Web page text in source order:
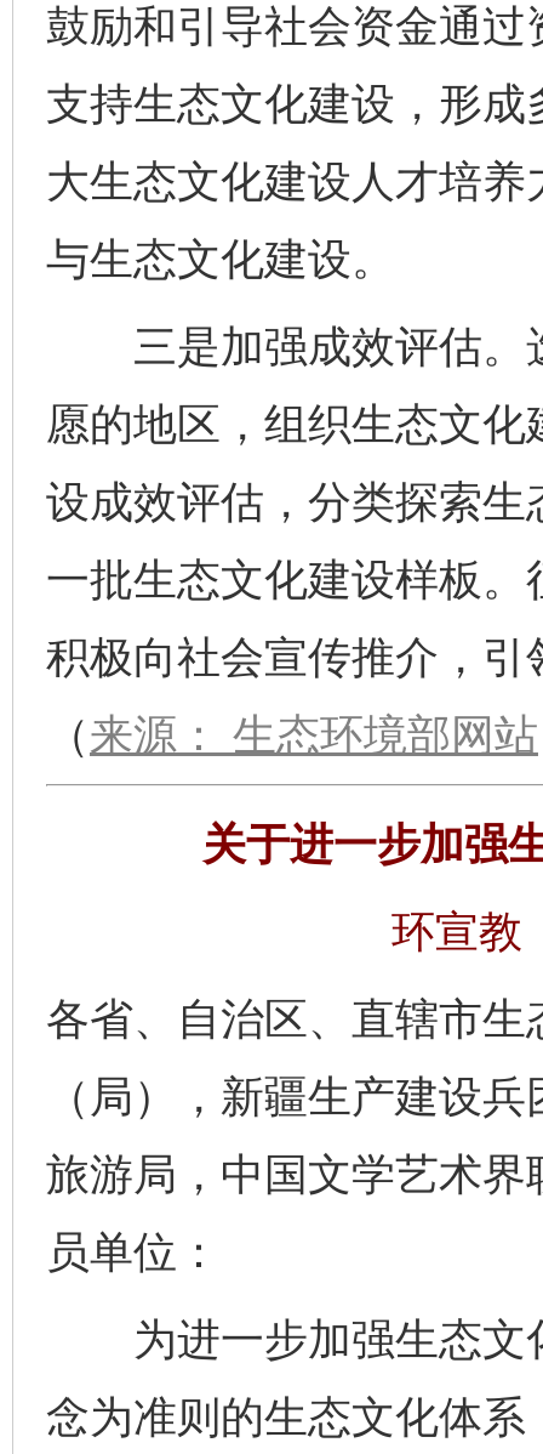
鼓励和引导社会资金通
支持生态文化建设，形
大生态文化建设人才培
与生态文化建设。
三是加强成效评估。
愿的地区，组织生态文
设成效评估，分类探索
一批生态文化建设样板
积极向社会宣传推介，
（来源： 生态环境部网站
关于进一步加强
环宣教
各省、自治区、直辖市
（局），新疆生产建设
旅游局，中国文学艺术
员单位：
为进一步加强生态文
念为准则的生态文化体